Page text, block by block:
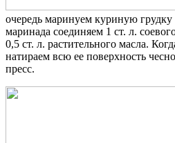
очередь маринуем куриную грудку
маринада соединяем 1 ст. л.
0,5 ст. л. растительного масла.
натираем всю ее поверхность
пресс.